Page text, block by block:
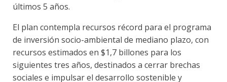
últimos 5 años.
El plan contempla recursos récord para el programa
de inversión socio-ambiental de mediano plazo, con
recursos estimados en $1,7 billones para los
siguientes tres años, destinados a cerrar brechas
sociales e impulsar el desarrollo sostenible y